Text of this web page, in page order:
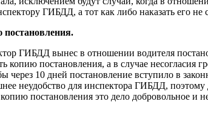
ГИБДД, а тот как либо наказать его
постановления.
ГИБДД вынес в отношении водителя
копию постановления, а в случае
через 10 дней постановление вступило в
неудобство для инспектора ГИБДД, поэтому
копию постановления это дело добровольное